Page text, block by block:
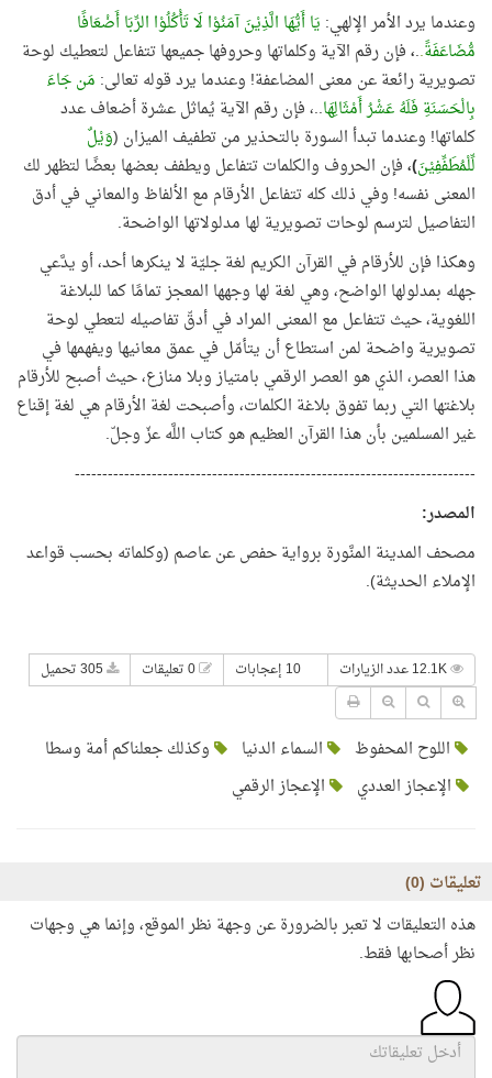
وعندما يرد الأمر الإلهي: يَا أَيُّهَا الَّذِيْنَ آمَنُوْا لَا تَأْكُلُوْا الرِّبَا أَضْعَافًا
مُّضَاعَفَةً.
.،فإن رقم الآية وكلماتها وحروفها جميعها تتفاعل لتعطيك لوحة
تصويرية رائعة عن معنى المضاعفة! وعندما يرد قوله تعالى: مَن جَاءَ
بِالْحَسَنَةِ فَلَهُ عَشْرُ أَمْثَالِهَا..، فإن رقم الآية يُماثل عشرة أضعاف عدد
كلماتها! وعندما تبدأ السورة بالتحذير من تطفيف الميزان (وَيْلٌ
لِّلْمُطَفِّفِيْنَ)،فإن الحروف والكلمات تتفاعل ويطفف بعضها بعضًا لتظهر لك
المعنى نفسه! وفي ذلك كله تتفاعل الأرقام مع الألفاظ والمعاني في أدق
التفاصيل لترسم لوحات تصويرية لها مدلولاتها الواضحة.
وهكذا فإن للأرقام في القرآن الكريم لغة جليّة لا ينكرها أحد، أو يدَّعي
جهله بمدلولها الواضح، وهي لغة لها وجهها المعجز تمامًا كما للبلاغة
اللغوية، حيث تتفاعل مع المعنى المراد في أدقّ تفاصيله لتعطي لوحة
تصويرية واضحة لمن استطاع أن يتأمّل في عمق معانيها ويفهمها في
هذا العصر، الذي هو العصر الرقمي بامتياز وبلا منازع، حيث أصبح للأرقام
بلاغتها التي ربما تفوق بلاغة الكلمات، وأصبحت لغة الأرقام هي لغة إقناع
غير المسلمين بأن هذا القرآن العظيم هو كتاب اللَّه عزّ وجلّ.
-------------------------------------------------------------------------
المصدر:
مصحف المدينة المنَّورة برواية حفص عن عاصم (وكلماته بحسب قواعد
الإملاء الحديثة).
10 إعجابات
اللوح المحفوظ السماء الدنيا
وكذلك جعلناكم أمة وسطا
الإعجاز العددي
الإعجاز الرقمي
تعليقات (0
)
هذه التعليقات لا تعبر بالضرورة عن وجهة نظر الموقع، وإنما هي وجهات
نظر أصحابها فقط.